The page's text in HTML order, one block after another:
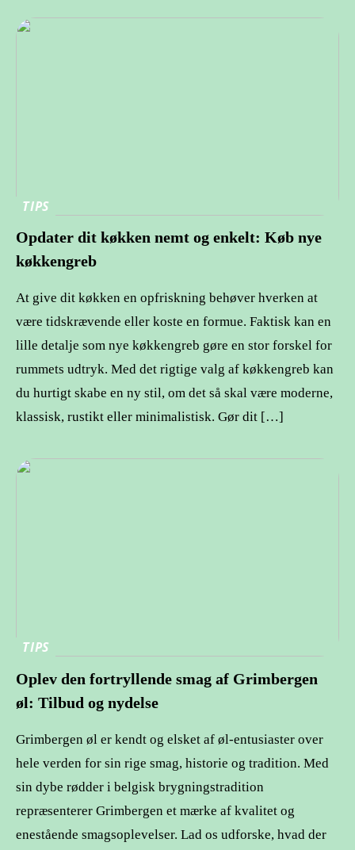
TIPS
Opdater dit køkken nemt og enkelt: Køb nye
køkkengreb
At give dit køkken en opfriskning behøver hverken at
være tidskrævende eller koste en formue. Faktisk kan en
lille detalje som nye køkkengreb gøre en stor forskel for
rummets udtryk. Med det rigtige valg af køkkengreb kan
du hurtigt skabe en ny stil, om det så skal være moderne,
klassisk, rustikt eller minimalistisk. Gør dit […]
TIPS
Oplev den fortryllende smag af Grimbergen
øl: Tilbud og nydelse
Grimbergen øl er kendt og elsket af øl-entusiaster over
hele verden for sin rige smag, historie og tradition. Med
sin dybe rødder i belgisk brygningstradition
repræsenterer Grimbergen et mærke af kvalitet og
enestående smagsoplevelser. Lad os udforske, hvad der